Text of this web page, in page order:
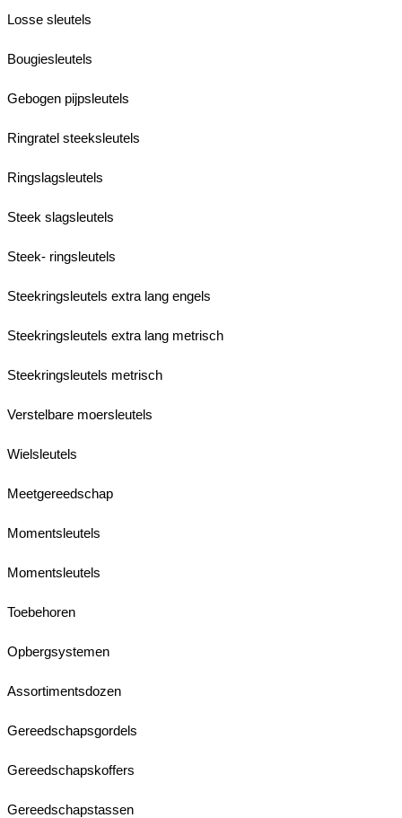
Losse sleutels
Bougiesleutels
Gebogen pijpsleutels
Ringratel steeksleutels
Ringslagsleutels
Steek slagsleutels
Steek- ringsleutels
Steekringsleutels extra lang engels
Steekringsleutels extra lang metrisch
Steekringsleutels metrisch
Verstelbare moersleutels
Wielsleutels
Meetgereedschap
Momentsleutels
Momentsleutels
Toebehoren
Opbergsystemen
Assortimentsdozen
Gereedschapsgordels
Gereedschapskoffers
Gereedschapstassen